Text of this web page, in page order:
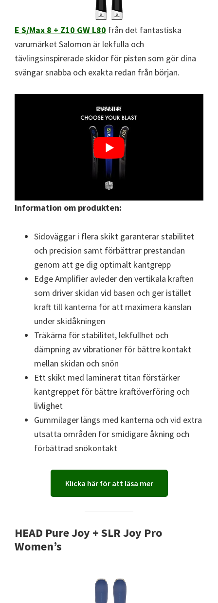
E S/Max 8 + Z10 GW L80 från det fantastiska
varumärket Salomon är lekfulla och
tävlingsinspirerade skidor för pisten som gör dina
svängar snabba och exakta redan från början.
Information om produkten:
Sidoväggar i flera skikt garanterar stabilitet
och precision samt förbättrar prestandan
genom att ge dig optimalt kantgrepp
Edge Amplifier avleder den vertikala kraften
som driver skidan vid basen och ger istället
kraft till kanterna för att maximera känslan
under skidåkningen
Träkärna för stabilitet, lekfullhet och
dämpning av vibrationer för bättre kontakt
mellan skidan och snön
Ett skikt med laminerat titan förstärker
kantgreppet för bättre kraftöverföring och
livlighet
Gummilager längs med kanterna och vid extra
utsatta områden för smidigare åkning och
förbättrad snökontakt
Klicka här för att läsa mer
HEAD Pure Joy + SLR Joy Pro
Women’s